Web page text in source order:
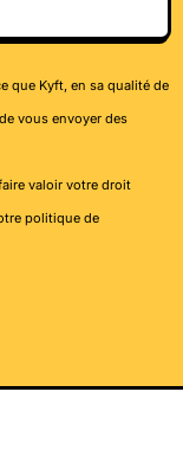
que Kyft, en sa qualité de
vous envoyer des
valoir votre droit
politique de